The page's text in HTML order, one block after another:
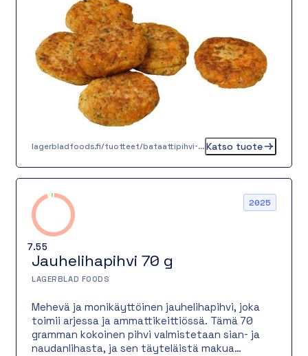
lagerbladfoods.fi/tuotteet/bataattipihvi-n-30-g Katso tuote
7.55
2025
Jauhelihapihvi 70 g
LAGERBLAD FOODS
Mehevä ja monikäyttöinen jauhelihapihvi, joka
toimii arjessa ja ammattikeittiössä. Tämä 70
gramman kokoinen pihvi valmistetaan sian- ja
naudanlihasta, ja sen täyteläistä makua